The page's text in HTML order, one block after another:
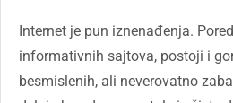
Internet je pun iznenađenja.
informativnih sajtova, postoji i
besmislenih, ali neverovatno